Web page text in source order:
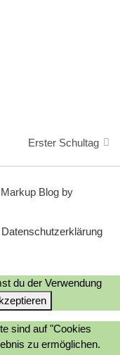
Erster Schultag
Blog by
Datenschutzerklärung
du der Verwendung
sind auf "Cookies
zu ermöglichen.